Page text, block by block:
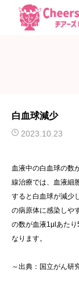
白血球減少
2023.10.23
血液中の白血球の数
線治療では、血液細
すると白血球が減少
の病原体に感染しや
の数が血液1μlあた
なります。
～出典：国立がん研